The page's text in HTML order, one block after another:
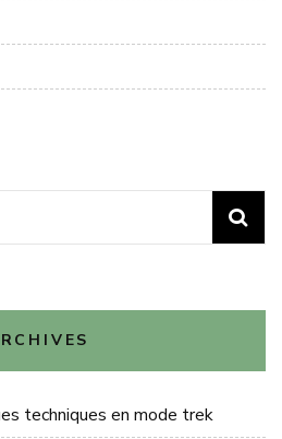
techniques en mode trek